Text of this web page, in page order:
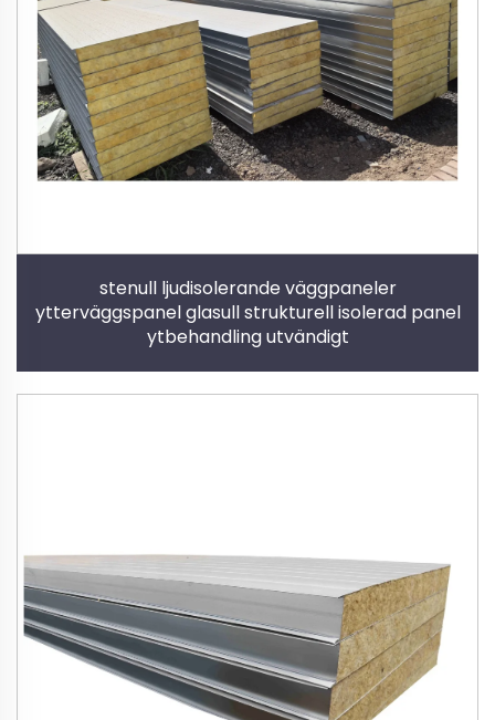
stenull ljudisolerande väggpaneler
ytterväggspanel glasull strukturell isolerad panel
ytbehandling utvändigt